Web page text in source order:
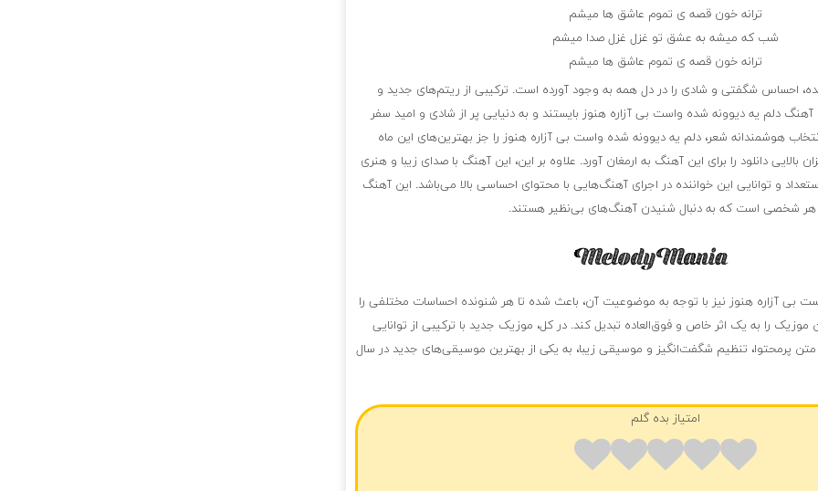
ترانه خون قصه ی تموم عاشق ها میشم
شب که میشه به عشق تو غزل غزل صدا میشم
ترانه خون قصه ی تموم عاشق ها میشم
احساس شگفتی و شادی را در دل همه به وجود آورده است. ترکیبی از ریتم‌های جدید و
آهنگ دلم یه دیوونه شده واست بی آزاره هنوز بایستند و به دنیایی پر از شادی و امید سفر
هوشمندانه شعر، دلم یه دیوونه شده واست بی آزاره هنوز را جز بهترین‌های این ماه
بالایی دانلود را برای این آهنگ به ارمغان آورد. علاوه بر این، این آهنگ با صدای زیبا و هنری
و توانایی این خواننده در اجرای آهنگ‌هایی با محتوای احساسی بالا می‌باشد. این آهنگ
هر شخصی است که به دنبال شنیدن آهنگ‌های بی‌نظیر هستند.
بی آزاره هنوز نیز با توجه به موضوعیت آن، باعث شده تا هر شنونده احساسات مختلفی را
موزیک را به یک اثر خاص و فوق‌العاده تبدیل کند. در کل، موزیک جدید با ترکیبی از توانایی
متن پرمحتوا، تنظیم شگفت‌انگیز و موسیقی زیبا، به یکی از بهترین موسیقی‌های جدید در سال
امتیاز بده گلم